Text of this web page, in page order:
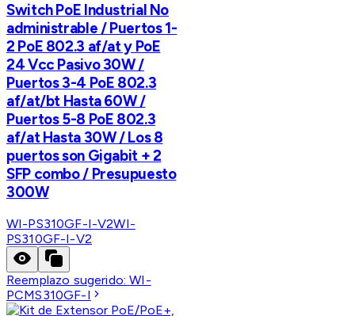
Switch PoE Industrial No
administrable / Puertos 1-
2 PoE 802.3 af/at y PoE
24 Vcc Pasivo 30W /
Puertos 3-4 PoE 802.3
af/at/bt Hasta 60W /
Puertos 5-8 PoE 802.3
af/at Hasta 30W / Los 8
puertos son Gigabit + 2
SFP combo / Presupuesto
300W
WI-PS310GF-I-V2WI-
PS310GF-I-V2
Reemplazo sugerido:WI-
PCMS310GF-I